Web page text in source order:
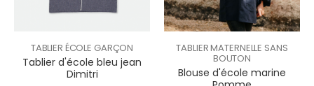
TABLIER ÉCOLE GARÇON
Tablier d'école bleu jean
Dimitri
TABLIER MATERNELLE SANS
BOUTON
Blouse d'école marine